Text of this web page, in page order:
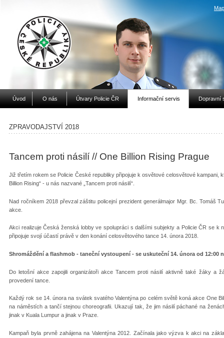
Úvod O nás Útvary Policie ČR Informační servis Dopravní
ZPRAVODAJSTVÍ 2018
Tancem proti násilí // One Billion Rising Prague
Již třetím rokem se Policie České republiky připojuje k osvětové celosvětové kampani,
Billion Rising“ - u nás nazvané „Tancem proti násilí“.
Nad ročníkem 2018 převzal záštitu policejní prezident generálmajor Mgr. Bc. Tomáš
akce.
Akci realizuje Česká ženská lobby ve spolupráci s dalšími subjekty a Policie ČR se k
připojuje svojí účastí právě v den konání celosvětového tance 14. února 2018.
Shromáždění a flashmob - taneční vystoupení - se uskuteční 14. února od 12:00
Do letošní akce zapojili organizátoři akce Tancem proti násilí aktivně také žáky a
provedení tance.
Každý rok se 14. února na svátek svatého Valentýna po celém světě koná akce One
na náměstích a tančí stejnou choreografii. Ukazují tak, že jim násilí páchané na
jinak v Kuala Lumpur a jinak v Praze.
Kampaň byla prvně zahájena na Valentýna 2012. Začínala jako výzva k akci na